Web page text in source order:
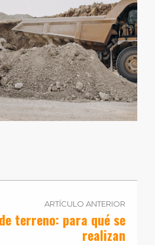
ARTÍCULO ANTERIOR
terreno: para qué se
realizan